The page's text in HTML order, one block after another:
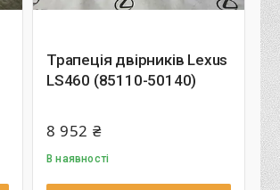
Трапеція двірників Lexus
LS460 (85110-50140)
8 952 ₴
В наявності